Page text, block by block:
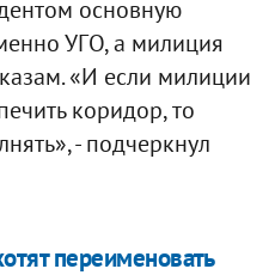
основную
УГО, а милиция
«И если милиции
коридор, то
- подчеркнул
переименовать